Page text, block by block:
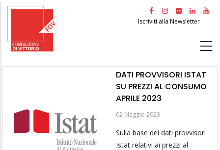
Salta
principale
Iscriviti alla Newsletter
DATI PROVVISORI ISTAT
SU PREZZI AL CONSUMO
APRILE 2023
02 Maggio 2023
Sulla base dei dati provvisori
Istat relativi ai prezzi al